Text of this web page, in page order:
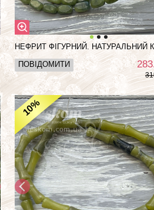
НЕФРИТ ФІГУРНИЙ. НАТУРАЛЬНИЙ
ПОВІДОМИТИ
10%